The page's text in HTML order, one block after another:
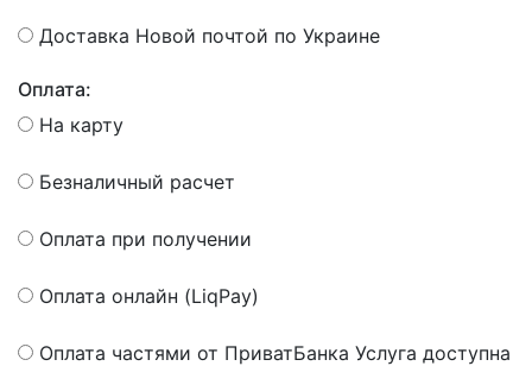
Доставка Новой почтой по Украине
Оплата:
На карту
Безналичный расчет
Оплата при получении
Оплата онлайн (LiqPay)
Оплата частями от ПриватБанка Услуга доступна